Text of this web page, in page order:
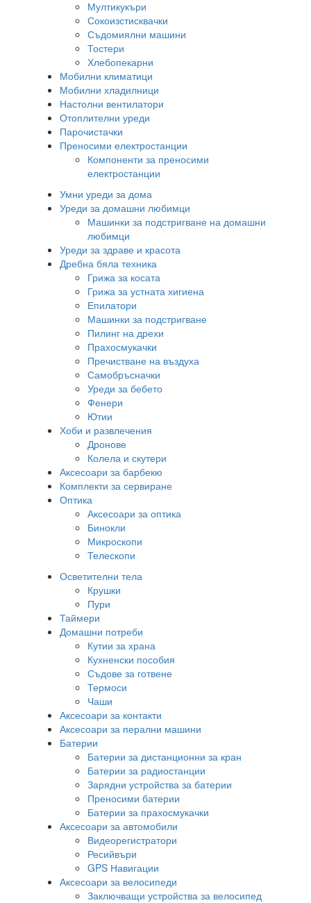
Мултикукъри
Сокоизстисквачки
Съдомиялни машини
Тостери
Хлебопекарни
Мобилни климатици
Мобилни хладилници
Настолни вентилатори
Отоплителни уреди
Парочистачки
Преносими електростанции
Компоненти за преносими
електростанции
Умни уреди за дома
Уреди за домашни любимци
Машинки за подстригване на домашни
любимци
Уреди за здраве и красота
Дребна бяла техника
Грижа за косата
Грижа за устната хигиена
Епилатори
Машинки за подстригване
Пилинг на дрехи
Прахосмукачки
Пречистване на въздуха
Самобръсначки
Уреди за бебето
Фенери
Ютии
Хоби и развлечения
Дронове
Колела и скутери
Аксесоари за барбекю
Комплекти за сервиране
Оптика
Аксесоари за оптика
Бинокли
Микроскопи
Телескопи
Осветителни тела
Крушки
Пури
Таймери
Домашни потреби
Кутии за храна
Кухненски пособия
Съдове за готвене
Термоси
Чаши
Аксесоари за контакти
Аксесоари за перални машини
Батерии
Батерии за дистанционни за кран
Батерии за радиостанции
Зарядни устройства за батерии
Преносими батерии
Батерии за прахосмукачки
Аксесоари за автомобили
Видеорегистратори
Ресийвъри
GPS Навигации
Аксесоари за велосипеди
Заключващи устройства за велосипед